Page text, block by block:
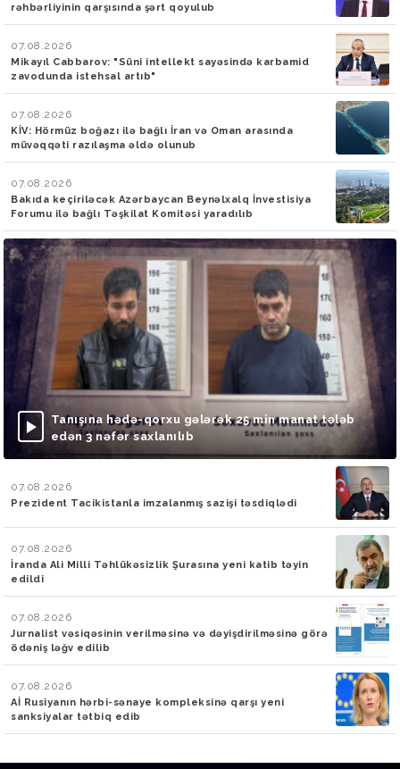
rəhbərliyinin qarşısında şərt qoyulub
07.08.2026
Mikayıl Cabbarov: "Süni intellekt sayəsində karbamid
zavodunda istehsal artıb"
07.08.2026
KİV: Hörmüz boğazı ilə bağlı İran və Oman arasında
müvəqqəti razılaşma əldə olunub
07.08.2026
Bakıda keçiriləcək Azərbaycan Beynəlxalq İnvestisiya
Forumu ilə bağlı Təşkilat Komitəsi yaradılıb
Tanışına hədə-qorxu gələrək 25 min manat tələb
edən 3 nəfər saxlanılıb
07.08.2026
Prezident Tacikistanla imzalanmış sazişi təsdiqlədi
07.08.2026
İranda Ali Milli Təhlükəsizlik Şurasına yeni katib təyin
edildi
07.08.2026
Jurnalist vəsiqəsinin verilməsinə və dəyişdirilməsinə görə
ödəniş ləğv edilib
07.08.2026
Aİ Rusiyanın hərbi-sənaye kompleksinə qarşı yeni
sanksiyalar tətbiq edib